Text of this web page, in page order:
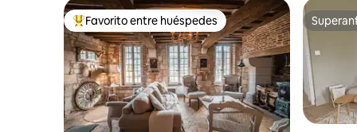
Favorito entre huéspedes preferido
Favorito entre huéspedes